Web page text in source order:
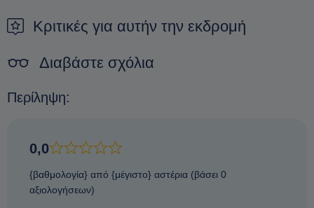
προκράτηση.
Κριτικές για αυτήν την εκδρομή
Διαβάστε σχόλια
Περίληψη:
0,0
{βαθμολογία} από {μέγιστο} αστέρια (βάσει 0
αξιολογήσεων)